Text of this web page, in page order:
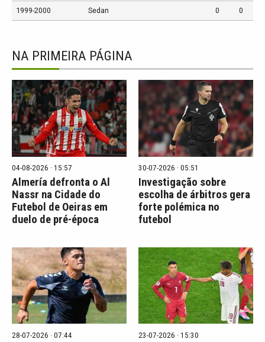
1999-2000 Sedan 0 0
NA PRIMEIRA PÁGINA
04-08-2026 · 15:57
Almería defronta o Al
Nassr na Cidade do
Futebol de Oeiras em
duelo de pré-época
30-07-2026 · 05:51
Investigação sobre
escolha de árbitros gera
forte polémica no
futebol
28-07-2026 · 07:44 23-07-2026 · 15:30